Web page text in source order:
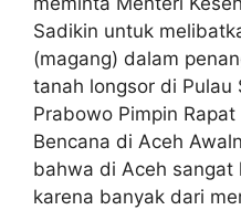
Sadikin untuk
(magang) dalam
tanah longsor di Pulau
Prabowo Pimpin
Bencana di Aceh
bahwa di Aceh
karena banyak dari